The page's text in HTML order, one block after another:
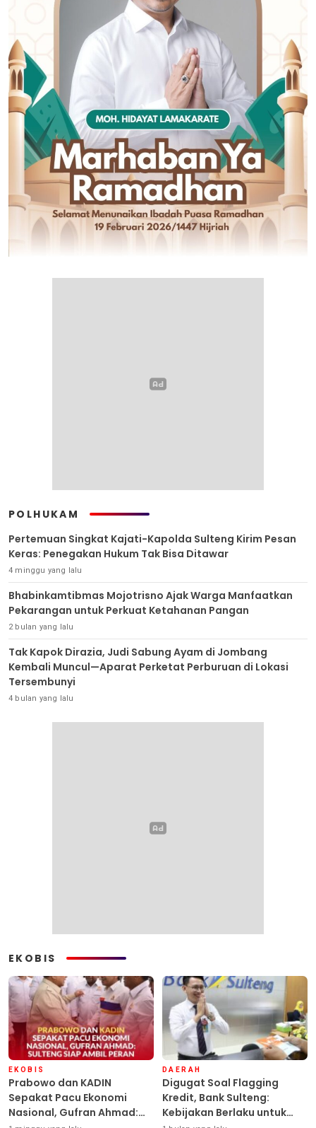
POLHUKAM
Pertemuan Singkat Kajati-Kapolda Sulteng Kirim Pesan
Keras: Penegakan Hukum Tak Bisa Ditawar
4 minggu yang lalu
Bhabinkamtibmas Mojotrisno Ajak Warga Manfaatkan
Pekarangan untuk Perkuat Ketahanan Pangan
2 bulan yang lalu
Tak Kapok Dirazia, Judi Sabung Ayam di Jombang
Kembali Muncul—Aparat Perketat Perburuan di Lokasi
Tersembunyi
4 bulan yang lalu
EKOBIS
EKOBIS
Prabowo dan KADIN
Sepakat Pacu Ekonomi
Nasional, Gufran Ahmad:
DAERAH
Digugat Soal Flagging
Kredit, Bank Sulteng:
Kebijakan Berlaku untuk